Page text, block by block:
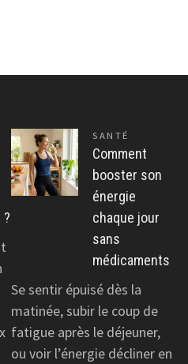
SANTÉ
Comment
booster son
énergie
chaque jour
sans
médicaments
Se sentir épuisé dès la
matinée, subir le coup de
fatigue après le déjeuner,
ou voir l’énergie décliner en